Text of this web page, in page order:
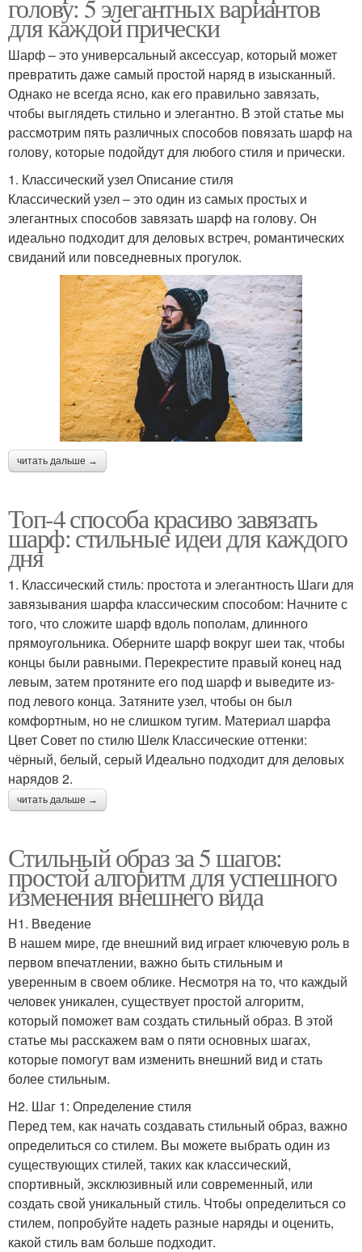
голову: 5 элегантных вариантов
для каждой прически
Шарф – это универсальный аксессуар, который может
превратить даже самый простой наряд в изысканный.
Однако не всегда ясно, как его правильно завязать,
чтобы выглядеть стильно и элегантно. В этой статье мы
рассмотрим пять различных способов повязать шарф на
голову, которые подойдут для любого стиля и прически.
1. Классический узел Описание стиля
Классический узел – это один из самых простых и
элегантных способов завязать шарф на голову. Он
идеально подходит для деловых встреч, романтических
свиданий или повседневных прогулок.
читать дальше →
Топ-4 способа красиво завязать
шарф: стильные идеи для каждого
дня
1. Классический стиль: простота и элегантность Шаги для
завязывания шарфа классическим способом: Начните с
того, что сложите шарф вдоль пополам, длинного
прямоугольника. Оберните шарф вокруг шеи так, чтобы
концы были равными. Перекрестите правый конец над
левым, затем протяните его под шарф и выведите из-
под левого конца. Затяните узел, чтобы он был
комфортным, но не слишком тугим. Материал шарфа
Цвет Совет по стилю Шелк Классические оттенки:
чёрный, белый, серый Идеально подходит для деловых
нарядов 2.
читать дальше →
Стильный образ за 5 шагов:
простой алгоритм для успешного
изменения внешнего вида
H1. Введение
В нашем мире, где внешний вид играет ключевую роль в
первом впечатлении, важно быть стильным и
уверенным в своем облике. Несмотря на то, что каждый
человек уникален, существует простой алгоритм,
который поможет вам создать стильный образ. В этой
статье мы расскажем вам о пяти основных шагах,
которые помогут вам изменить внешний вид и стать
более стильным.
H2. Шаг 1: Определение стиля
Перед тем, как начать создавать стильный образ, важно
определиться со стилем. Вы можете выбрать один из
существующих стилей, таких как классический,
спортивный, эксклюзивный или современный, или
создать свой уникальный стиль. Чтобы определиться со
стилем, попробуйте надеть разные наряды и оценить,
какой стиль вам больше подходит.